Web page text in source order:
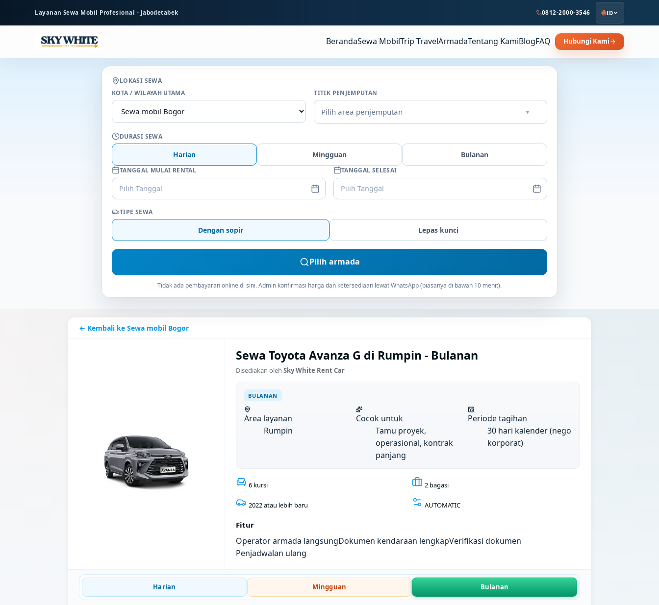
Layanan Sewa Mobil Profesional - Jabodetabek 0812-2000-3546 ID
BerandaSewa MobilTrip TravelArmadaTentang KamiBlogFAQ Hubungi Kami
LOKASI SEWA
KOTA / WILAYAH UTAMA
TITIK PENJEMPUTAN
Pilih area penjemputan ▾
DURASI SEWA
Harian Mingguan Bulanan
TANGGAL MULAI RENTAL
Pilih Tanggal
TANGGAL SELESAI
Pilih Tanggal
TIPE SEWA
Dengan sopir Lepas kunci
Pilih armada
Tidak ada pembayaran online di sini. Admin konfirmasi harga dan ketersediaan lewat WhatsApp (biasanya di bawah 10 menit).
← Kembali ke Sewa mobil Bogor
Sewa Toyota Avanza G di Rumpin - Bulanan
Disediakan oleh Sky White Rent Car
BULANAN
Area layanan
Rumpin
Cocok untuk
Tamu proyek,
operasional, kontrak
panjang
Periode tagihan
30 hari kalender (nego
korporat)
6 kursi 2 bagasi
2022 atau lebih baru AUTOMATIC
Fitur
Operator armada langsungDokumen kendaraan lengkapVerifikasi dokumen
Penjadwalan ulang
Harian Mingguan Bulanan